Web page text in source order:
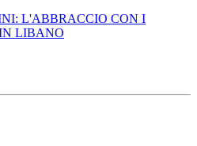
L'ABBRACCIO CON I
LIBANO